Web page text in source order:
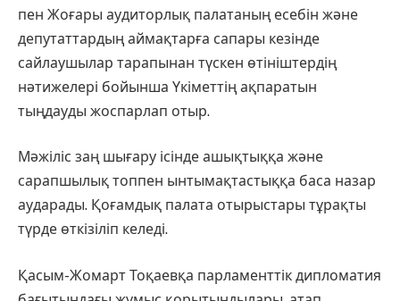
пен Жоғары аудиторлық палатаның есебін және
депутаттардың аймақтарға сапары кезінде
сайлаушылар тарапынан түскен өтініштердің
нәтижелері бойынша Үкіметтің ақпаратын
тыңдауды жоспарлап отыр.
Мәжіліс заң шығару ісінде ашықтыққа және
сарапшылық топпен ынтымақтастыққа баса назар
аударады. Қоғамдық палата отырыстары тұрақты
түрде өткізіліп келеді.
Қасым-Жомарт Тоқаевқа парламенттік дипломатия